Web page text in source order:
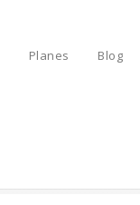
Planes Blog